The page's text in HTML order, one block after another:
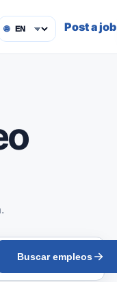
🌐 Post a job
Buscar empleos